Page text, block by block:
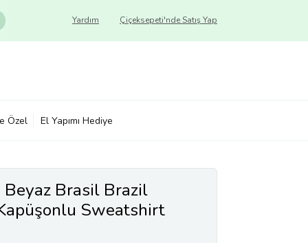
Çiçeksepeti'nde Satış Yap
Yardım
Özel El Yapımı Hediye
Brasil Brazil
Sweatshirt